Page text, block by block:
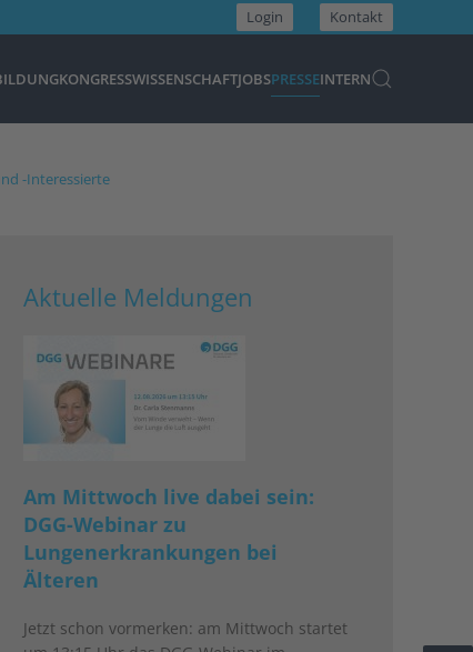
Login Kontakt
KONGRESSWISSENSCHAFTJOBSPRESSEINTERN
-Interessierte
Aktuelle Meldungen
Am Mittwoch live dabei sein:
DGG-Webinar zu
Lungenerkrankungen bei
Älteren
Jetzt schon vormerken: am Mittwoch startet